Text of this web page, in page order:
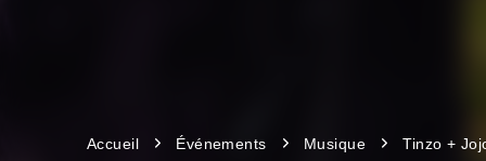
Accueil Événements Musique Tinzo +